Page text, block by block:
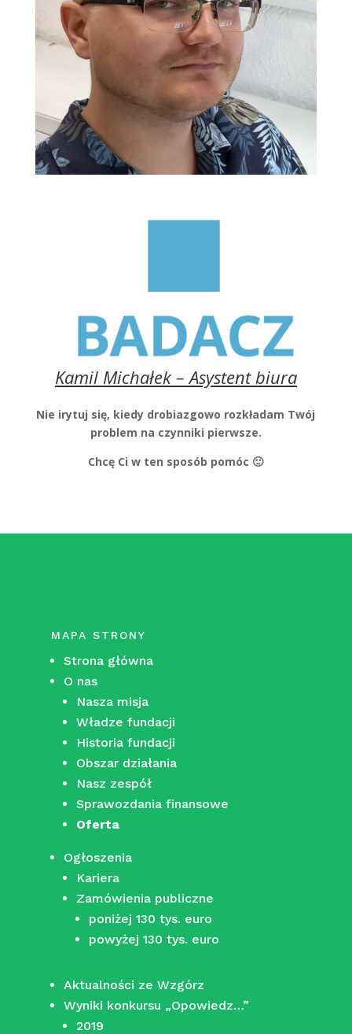
Kamil Michałek – Asystent biura
Nie irytuj się, kiedy drobiazgowo rozkładam Twój
problem na czynniki pierwsze.
Chcę Ci w ten sposób pomóc 🙂
MAPA STRONY
Strona główna
O nas
Nasza misja
Władze fundacji
Historia fundacji
Obszar działania
Nasz zespół
Sprawozdania finansowe
Oferta
Ogłoszenia
Kariera
Zamówienia publiczne
poniżej 130 tys. euro
powyżej 130 tys. euro
Aktualności ze Wzgórz
Wyniki konkursu „Opowiedz…”
2019